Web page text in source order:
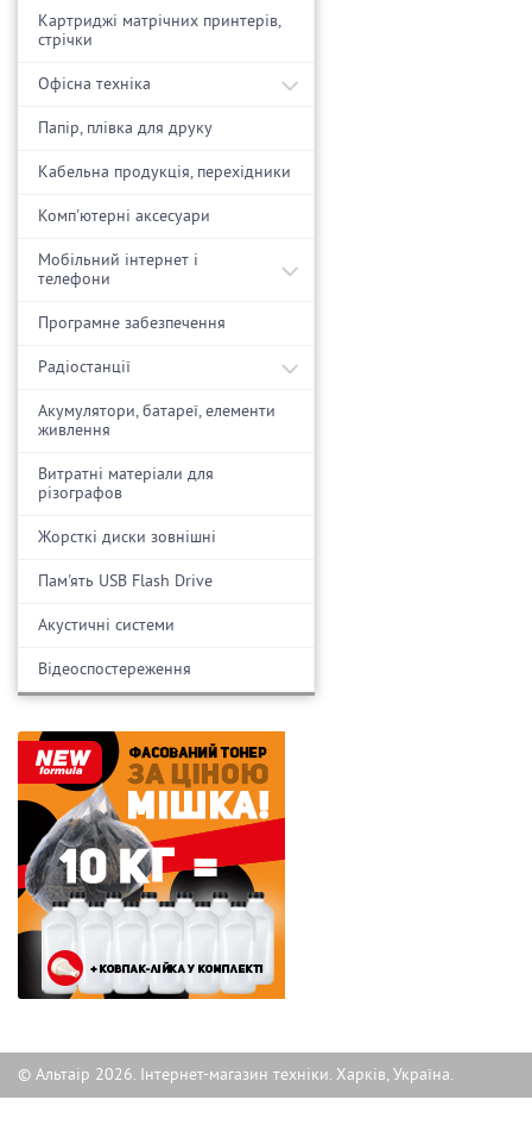
Картриджі матрічних принтерів,
стрічки
Офісна техніка
Папір, плівка для друку
Кабельна продукція, перехідники
Комп'ютерні аксесуари
Мобільний інтернет і
телефони
Програмне забезпечення
Радіостанції
Акумулятори, батареї, елементи
живлення
Витратні матеріали для
різографов
Жорсткі диски зовнішні
Пам'ять USB Flash Drive
Акустичні системи
Відеоспостереження
© Альтаір 2026. Інтернет-магазин техніки. Харків, Україна.